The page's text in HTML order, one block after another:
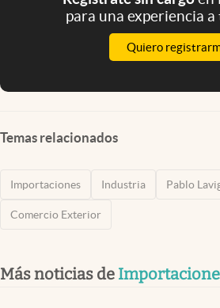
para una experiencia
Quiero
Temas relacionados
Importaciones Industria Pablo
Comercio Exterior
Más noticias de